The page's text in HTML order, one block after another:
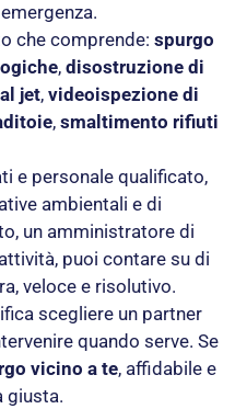
che comprende: spurgo
, disostruzione di
jet, videoispezione di
, smaltimento rifiuti
e personale qualificato,
ambientali e di
un amministratore di
puoi contare su di
veloce e risolutivo.
scegliere un partner
quando serve. Se
vicino a te, affidabile e
giusta.